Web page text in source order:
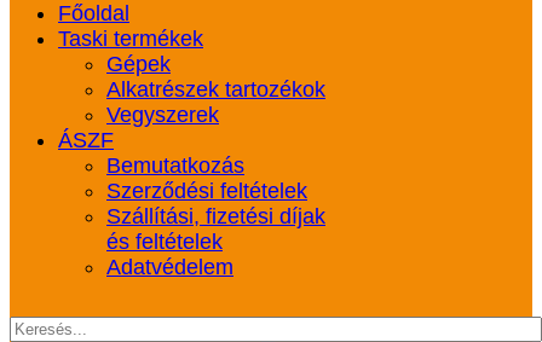
Főoldal
Taski termékek
Gépek
Alkatrészek tartozékok
Vegyszerek
ÁSZF
Bemutatkozás
Szerződési feltételek
Szállítási, fizetési díjak
és feltételek
Adatvédelem